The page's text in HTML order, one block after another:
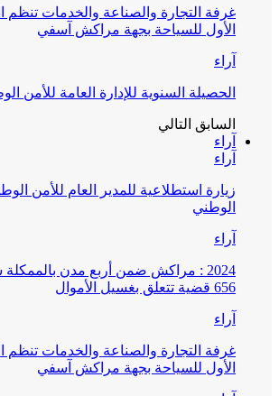
غرفة التجارة والصناعة والخدمات تنظم
الأول للسياحة بجهة مراكش آسفي
آراء
الحصيلة السنوية للإدارة العامة للأمن
السابق التالي
آراء
آراء
زيارة استطلاعية للمدير العام للأمن
الوطني
آراء
2024 : مراكش ضمن أربع مدن
656 قضية تتعلق بغسيل الأموال
آراء
غرفة التجارة والصناعة والخدمات تنظم
الأول للسياحة بجهة مراكش آسفي